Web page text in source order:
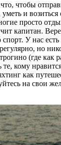
чтобы
и
просто
капитан.
У нас есть
но
(где как
те, кому
как
на свои